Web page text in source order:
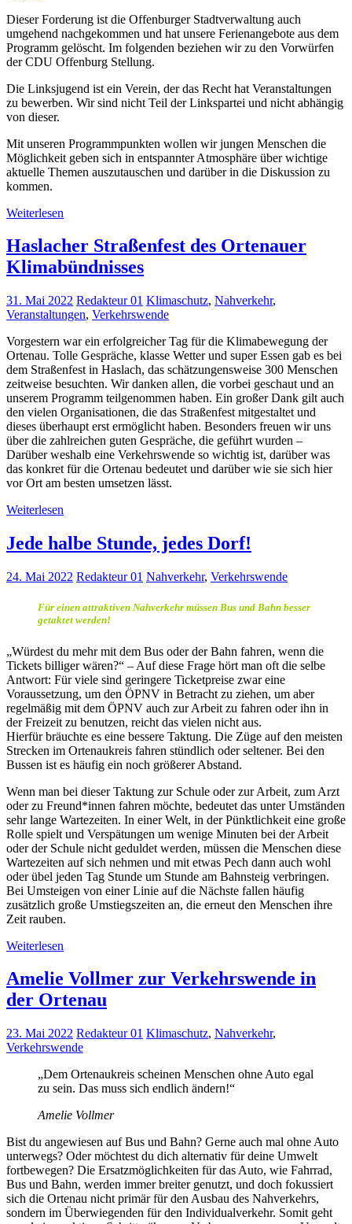
Dieser Forderung ist die Offenburger Stadtverwaltung auch
umgehend nachgekommen und hat unsere Ferienangebote aus dem
Programm gelöscht. Im folgenden beziehen wir zu den Vorwürfen
der CDU Offenburg Stellung.
Die Linksjugend ist ein Verein, der das Recht hat Veranstaltungen
zu bewerben. Wir sind nicht Teil der Linkspartei und nicht abhängig
von dieser.
Mit unseren Programmpunkten wollen wir jungen Menschen die
Möglichkeit geben sich in entspannter Atmosphäre über wichtige
aktuelle Themen auszutauschen und darüber in die Diskussion zu
kommen.
Weiterlesen
Haslacher Straßenfest des Ortenauer
Klimabündnisses
31. Mai 2022 Redakteur 01 Klimaschutz, Nahverkehr,
Veranstaltungen, Verkehrswende
Vorgestern war ein erfolgreicher Tag für die Klimabewegung der
Ortenau. Tolle Gespräche, klasse Wetter und super Essen gab es bei
dem Straßenfest in Haslach, das schätzungensweise 300 Menschen
zeitweise besuchten. Wir danken allen, die vorbei geschaut und an
unserem Programm teilgenommen haben. Ein großer Dank gilt auch
den vielen Organisationen, die das Straßenfest mitgestaltet und
dieses überhaupt erst ermöglicht haben. Besonders freuen wir uns
über die zahlreichen guten Gespräche, die geführt wurden –
Darüber weshalb eine Verkehrswende so wichtig ist, darüber was
das konkret für die Ortenau bedeutet und darüber wie sie sich hier
vor Ort am besten umsetzen lässt.
Weiterlesen
Jede halbe Stunde, jedes Dorf!
24. Mai 2022 Redakteur 01 Nahverkehr, Verkehrswende
Für einen attraktiven Nahverkehr müssen Bus und Bahn besser
getaktet werden!
„Würdest du mehr mit dem Bus oder der Bahn fahren, wenn die
Tickets billiger wären?“ – Auf diese Frage hört man oft die selbe
Antwort: Für viele sind geringere Ticketpreise zwar eine
Voraussetzung, um den ÖPNV in Betracht zu ziehen, um aber
regelmäßig mit dem ÖPNV auch zur Arbeit zu fahren oder ihn in
der Freizeit zu benutzen, reicht das vielen nicht aus.
Hierfür bräuchte es eine bessere Taktung. Die Züge auf den meisten
Strecken im Ortenaukreis fahren stündlich oder seltener. Bei den
Bussen ist es häufig ein noch größerer Abstand.
Wenn man bei dieser Taktung zur Schule oder zur Arbeit, zum Arzt
oder zu Freund*innen fahren möchte, bedeutet das unter Umständen
sehr lange Wartezeiten. In einer Welt, in der Pünktlichkeit eine große
Rolle spielt und Verspätungen um wenige Minuten bei der Arbeit
oder der Schule nicht geduldet werden, müssen die Menschen diese
Wartezeiten auf sich nehmen und mit etwas Pech dann auch wohl
oder übel jeden Tag Stunde um Stunde am Bahnsteig verbringen.
Bei Umsteigen von einer Linie auf die Nächste fallen häufig
zusätzlich große Umstiegszeiten an, die erneut den Menschen ihre
Zeit rauben.
Weiterlesen
Amelie Vollmer zur Verkehrswende in
der Ortenau
23. Mai 2022 Redakteur 01 Klimaschutz, Nahverkehr,
Verkehrswende
„Dem Ortenaukreis scheinen Menschen ohne Auto egal
zu sein. Das muss sich endlich ändern!“
Amelie Vollmer
Bist du angewiesen auf Bus und Bahn? Gerne auch mal ohne Auto
unterwegs? Oder möchtest du dich alternativ für deine Umwelt
fortbewegen? Die Ersatzmöglichkeiten für das Auto, wie Fahrrad,
Bus und Bahn, werden immer breiter genutzt, und doch fokussiert
sich die Ortenau nicht primär für den Ausbau des Nahverkehrs,
sondern im Überwiegenden für den Individualverkehr. Somit geht